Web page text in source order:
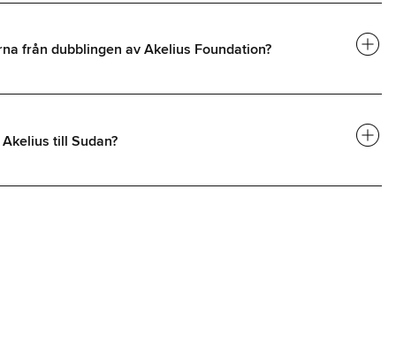
från dubblingen av Akelius Foundation? add_circle
till Sudan? add_circle